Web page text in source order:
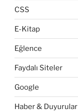
CSS
E-Kitap
Eğlence
Faydalı Siteler
Google
Haber & Duyurular